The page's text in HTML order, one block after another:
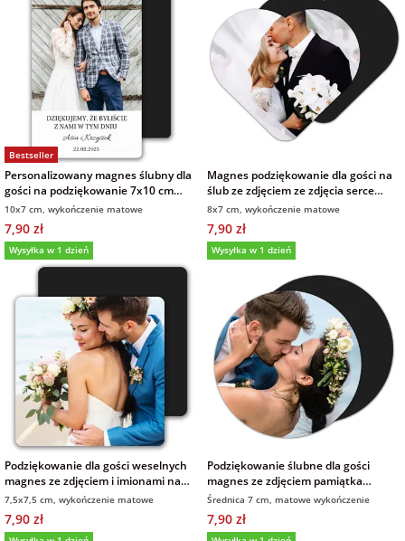
Bestseller
Personalizowany magnes ślubny dla
gości na podziękowanie 7x10 cm
wykończenie matowe
10x7 cm, wykończenie matowe
7,90 zł
Wysyłka w 1 dzień
Magnes podziękowanie dla gości na
ślub ze zdjęciem ze zdjęcia serce
wykończenie matowe
8x7 cm, wykończenie matowe
7,90 zł
Wysyłka w 1 dzień
Podziękowanie dla gości weselnych
magnes ze zdjęciem i imionami na
ślub wykończenie matowe
7,5x7,5 cm, wykończenie matowe
7,90 zł
Podziękowanie ślubne dla gości
magnes ze zdjęciem pamiątka
wykończenie matowe
Średnica 7 cm, matowe wykończenie
7,90 zł